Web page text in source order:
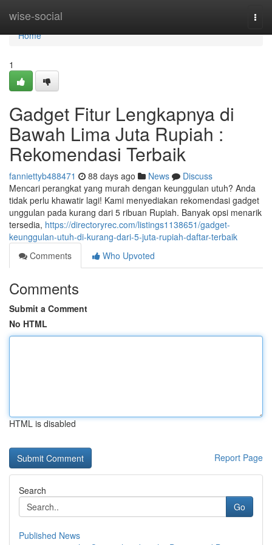
wise-social
Home
Home
1
Gadget Fitur Lengkapnya di
Bawah Lima Juta Rupiah :
Rekomendasi Terbaik
fanniettyb488471 88 days ago News
Discuss
Mencari perangkat yang murah dengan keunggulan utuh? Anda
tidak perlu khawatir lagi! Kami menyediakan rekomendasi gadget
unggulan pada kurang dari 5 ribuan Rupiah. Banyak opsi menarik
tersedia, https://directoryrec.com/listings1138651/gadget-
keunggulan-utuh-di-kurang-dari-5-juta-rupiah-daftar-terbaik
Comments
Who Upvoted
Comments
Submit a Comment
No HTML
HTML is disabled
Report Page
Search
Go
Published News